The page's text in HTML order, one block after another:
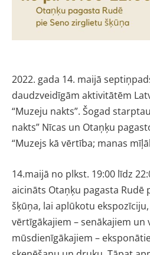
2022. gada 14. maijā
daudzveidīgām aktivitātēm
“Muzeju nakts”. Šogad
nakts” Nīcas un Otaņķu
“Muzejs kā vērtība; manas
14.maijā no plkst. 19:00 līdz
aicināts Otaņķu pagasta Rudē
šķūņa, lai aplūkotu
vērtīgākajiem – senākajiem un
mūsdienīgākajiem –